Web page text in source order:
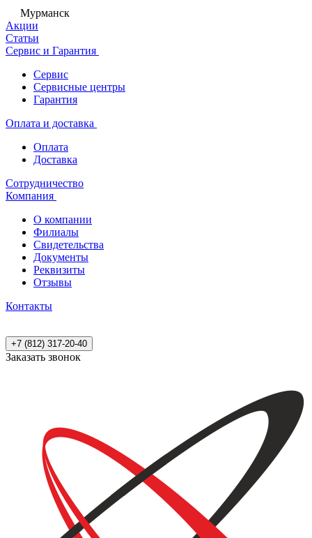
Мурманск
Акции
Статьи
Сервис и Гарантия
Сервис
Сервисные центры
Гарантия
Оплата и доставка
Оплата
Доставка
Сотрудничество
Компания
О компании
Филиалы
Свидетельства
Документы
Реквизиты
Отзывы
Контакты
+7 (812) 317-20-40
Заказать звонок